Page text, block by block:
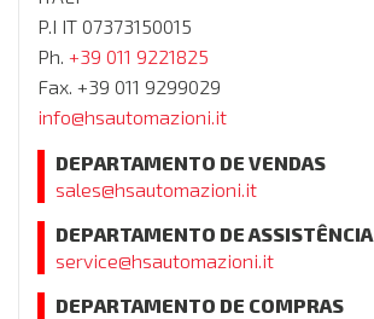
P.I IT 07373150015
Ph. +39 011 9221825
Fax. +39 011 9299029
info@hsautomazioni.it
DEPARTAMENTO DE VENDAS
sales@hsautomazioni.it
DEPARTAMENTO DE ASSISTÊNCIA
service@hsautomazioni.it
DEPARTAMENTO DE COMPRAS